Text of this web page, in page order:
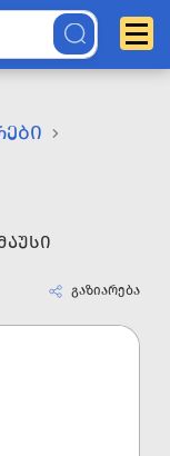
გაზიარება